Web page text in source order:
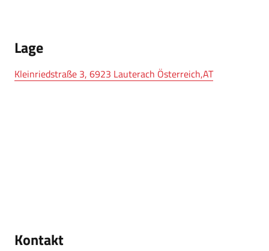
Lage
Kleinriedstraße 3, 6923 Lauterach Österreich,AT
Kontakt